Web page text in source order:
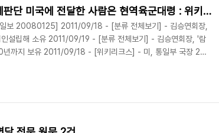
삭제전문 원문보니 대북한정세판단 미국에 전달한 사람은 현역육군대령 : 위키리크스 한국전문
보 20080125] 2011/09/18 - [분류 전체보기] - 김승연회장,
인설립해 소유 2011/09/19 - [분류 전체보기] - 김승연회장, '람
년까지 보유 2011/09/18 - [위키리크스] - 미, 통일부 국장 2명
대 정외과설 2011/09/20 - [분류 전체보기] - 헉!! '이학수빌딩'